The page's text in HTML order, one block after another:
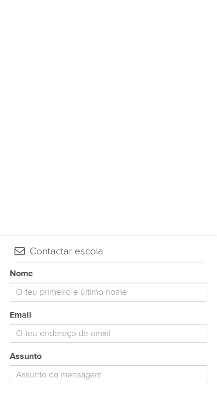
Contactar escola
Nome
Email
Assunto